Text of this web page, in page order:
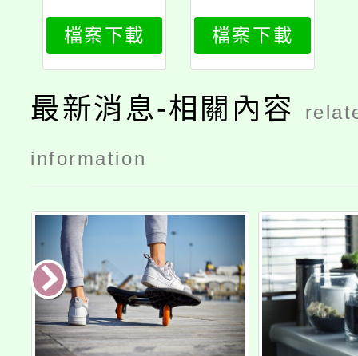
9700_print
檔案下載
97001
檔案下載
最新消息-相關內容
information